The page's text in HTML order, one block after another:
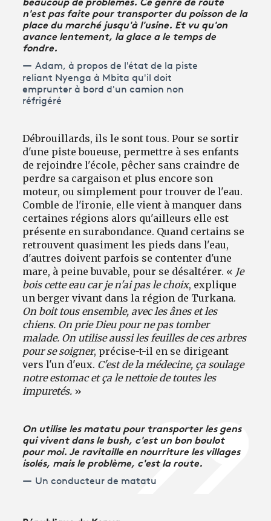
n'est pas faite pour transporter du poisson de la
place du marché jusqu'à l'usine. Et vu qu'on
avance lentement, la glace a le temps de
fondre.
Adam, à propos de l'état de la piste
reliant Nyenga à Mbita qu'il doit
emprunter à bord d'un camion non
réfrigéré
Débrouillards, ils le sont tous. Pour se sortir
d'une piste boueuse, permettre à ses enfants
de rejoindre l'école, pêcher sans craindre de
perdre sa cargaison et plus encore son
moteur, ou simplement pour trouver de l'eau.
Comble de l'ironie, elle vient à manquer dans
certaines régions alors qu'ailleurs elle est
présente en surabondance. Quand certains se
retrouvent quasiment les pieds dans l'eau,
d'autres doivent parfois se contenter d'une
mare, à peine buvable, pour se désaltérer. « Je
bois cette eau car je n'ai pas le choix, explique
un berger vivant dans la région de Turkana.
On boit tous ensemble, avec les ânes et les
chiens. On prie Dieu pour ne pas tomber
malade. On utilise aussi les feuilles de ces arbres
pour se soigner, précise-t-il en se dirigeant
vers l'un d'eux. C'est de la médecine, ça soulage
notre estomac et ça le nettoie de toutes les
impuretés. »
On utilise les matatu pour transporter les gens
qui vivent dans le bush, c'est un bon boulot
pour moi. Je ravitaille en nourriture les villages
isolés, mais le problème, c'est la route.
Un conducteur de matatu